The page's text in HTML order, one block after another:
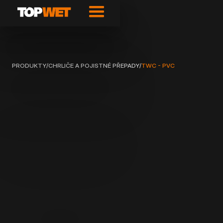
PRODUKTY/CHRLIČE A POJISTNÉ PŘEPADY/TWC - PVC